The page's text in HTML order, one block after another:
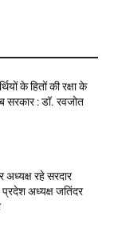
के हितों की रक्षा के
सरकार : डॉ. रवजोत
अध्यक्ष रहे सरदार
प्रदेश अध्यक्ष जतिंदर